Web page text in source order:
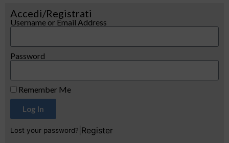
Accedi/Registrati
Username or Email Address
Password
Remember Me
Log In
Lost your password? Register